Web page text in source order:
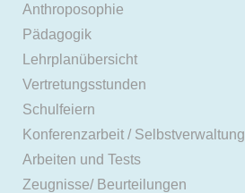
Anthroposophie
Pädagogik
Lehrplanübersicht
Vertretungsstunden
Schulfeiern
Konferenzarbeit / Selbstverwaltung
Arbeiten und Tests
Zeugnisse/ Beurteilungen